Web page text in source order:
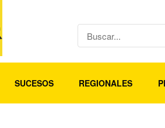
SUCESOS REGIONALES